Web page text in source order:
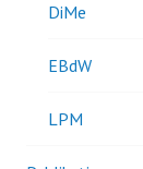
DiMe
EBdW
LPM